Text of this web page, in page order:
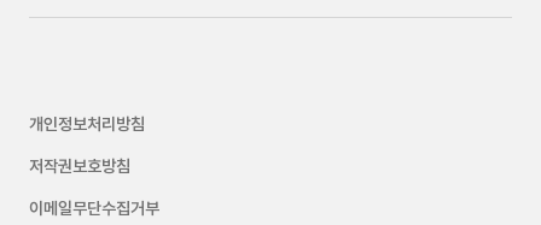
개인정보처리방침
저작권보호방침
이메일무단수집거부